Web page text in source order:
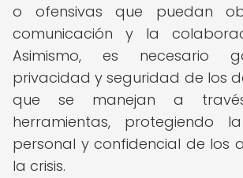
o ofensivas que puedan
comunicación y la
Asimismo, es necesario
privacidad y seguridad de los
que se manejan a
herramientas, protegiendo
personal y confidencial de los
la crisis.